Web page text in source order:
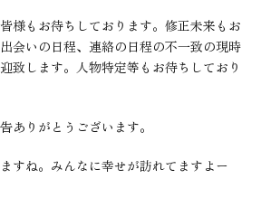
様もお待ちしております。修正未来もお
会いの日程、連絡の日程の不一致の現時
致します。人物特定等もお待ちしており
ありがとうございます。
すね。みんなに幸せが訪れてますよー